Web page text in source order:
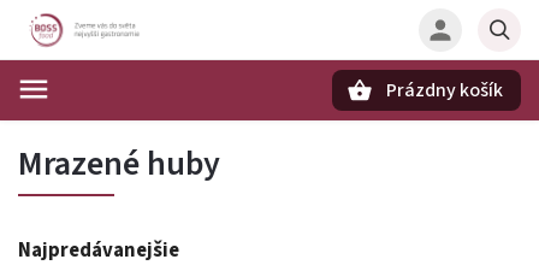
Prázdny košík
Mrazené huby
Najpredávanejšie